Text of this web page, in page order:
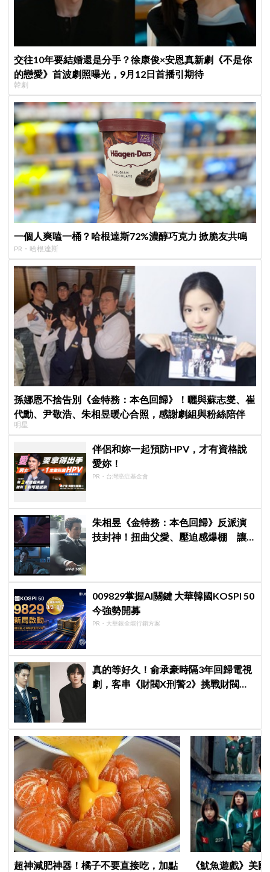
交往10年要結婚還是分手？徐康俊×安恩真新劇《不是你
的戀愛》首波劇照曝光，9月12日首播引期待
韓劇
一個人爽嗑一桶？哈根達斯72%濃醇巧克力 掀脆友共鳴
PR・哈根達斯
孫娜恩不捨告別《金特務：本色回歸》！曬與蘇志燮、崔
代勳、尹敬浩、朱相昱暖心合照，感謝劇組與粉絲陪伴
明星
伴侶和妳一起預防HPV，才有資格說
愛妳！
PR・台灣癌症基金會
朱相昱《金特務：本色回歸》反派演
技封神！扭曲父愛、壓迫感爆棚 讓
009829掌握AI關鍵 大華韓國KOSPI 50
今強勢開募
PR・大華銀全能行銷方案
真的等好久！俞承豪時隔3年回歸電視
劇，客串《財閥X刑警2》挑戰財閥角
超神減肥神器！橘子不要直接吃，加點 《魷魚遊戲》美